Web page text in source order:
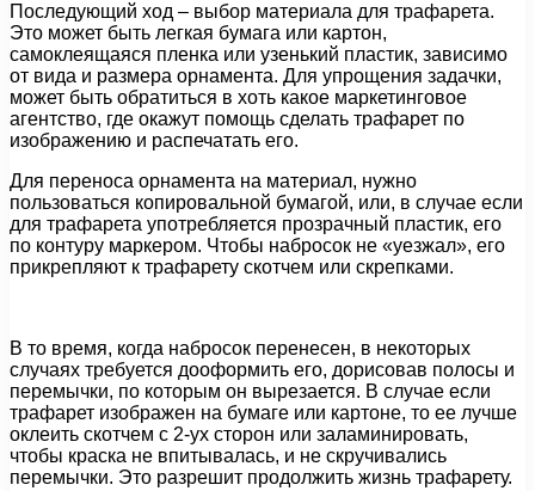
Последующий ход – выбор материала для трафарета.
Это может быть легкая бумага или картон,
самоклеящаяся пленка или узенький пластик, зависимо
от вида и размера орнамента. Для упрощения задачки,
может быть обратиться в хоть какое маркетинговое
агентство, где окажут помощь сделать трафарет по
изображению и распечатать его.
Для переноса орнамента на материал, нужно
пользоваться копировальной бумагой, или, в случае если
для трафарета употребляется прозрачный пластик, его
по контуру маркером. Чтобы набросок не «уезжал», его
прикрепляют к трафарету скотчем или скрепками.
В то время, когда набросок перенесен, в некоторых
случаях требуется дооформить его, дорисовав полосы и
перемычки, по которым он вырезается. В случае если
трафарет изображен на бумаге или картоне, то ее лучше
оклеить скотчем с 2-ух сторон или заламинировать,
чтобы краска не впитывалась, и не скручивались
перемычки. Это разрешит продолжить жизнь трафарету.